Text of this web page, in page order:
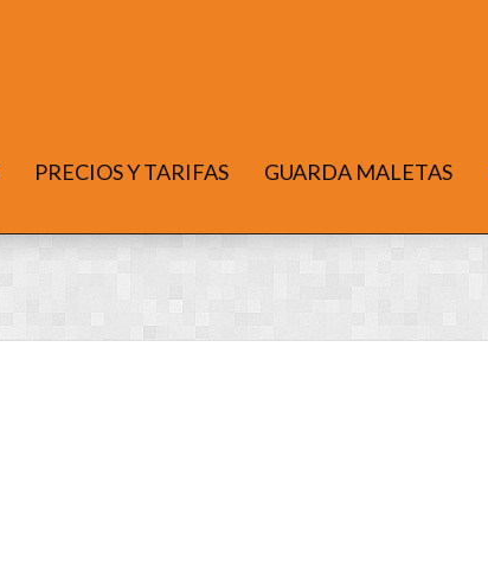
PRECIOS Y TARIFAS GUARDA MALETAS